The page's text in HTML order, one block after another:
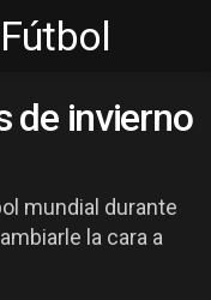
de invierno
mundial durante
la cara a